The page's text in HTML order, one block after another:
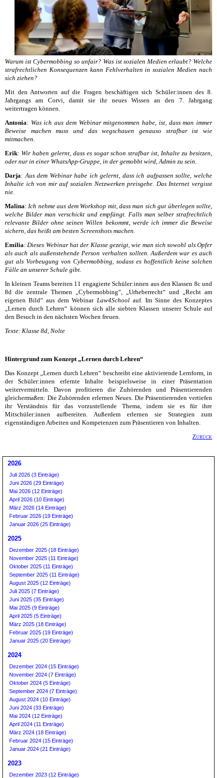
Warum ist Cybermobbing so unfair? Was ist sozialen Medien erlaubt? Welche
strafrechtlichen Konsequenzen kann Fehlverhalten in sozialen Medien nach
sich ziehen?
Mit den Antworten auf die Fragen beschäftigen sich Schüler:innen des 8.
Jahrgangs am Corvi, damit sie ihr neues Wissen an den 7. Jahrgang
weitertragen können.
Antonia: Was ich aus dem Webinar mitgenommen habe, ist, dass man immer
Beweise machen muss und das wegschauen genauso strafbar ist wie
mitmachen.
Erik: Wir haben gelernt, dass es sogar schon strafbar ist, Inhalte zu besitzen,
oder nur in einer WhatsApp-Gruppe, in der gemobbt wird, Admin zu sein.
Darja:Aus dem Webinar habe ich gelernt, dass ich aufpassen sollte, welche
Inhalte ich von mir auf sozialen Netzwerken preisgebe. Das Internet vergisst
nie.
Malina:Ich nehme aus dem Workshop mit, dass man sich gut überlegen sollte,
welche Bilder man verschickt und empfängt. Falls man selber strafrechtlich
relevante Bilder ohne seinen Willen bekommt, werde ich immer die Beweise
sichern, das heißt am besten Screenshots machen.
Emilia:Dieses Webinar hat der Klasse gezeigt, wie man sich sowohl als Opfer
als auch als außenstehende Person verhalten sollten. Außerdem war es auch
gut als Vorbeugung von Cybermobbing, sodass es hoffentlich keine solchen
Fälle an unserer Schule gibt.
In kleinen Teams bereiten 11 engagierte Schüler:innen aus den Klassen 8c und
8d die zentrale Themen „Cybermobbing“, „Urheberrecht“ und „Recht am
eigenen Bild“ aus dem Webinar Law4Schoolauf. Im Sinne des Konzeptes
„Lernen durch Lehren“ können sich alle siebten Klassen unserer Schule auf
den Besuch in den nächsten Wochen freuen.
Texte: Klasse 8d, Nolte
Hintergrund zum Konzept „Lernen durch Lehren“
Das Konzept „Lernen durch Lehren“ beschreibt eine aktivierende Lernform, in
der Schüler:innen erlernte Inhalte beispielsweise in einer Präsentation
weitervermitteln. Davon profitieren die Zuhörenden und Präsentierenden
gleichermaßen: Die Zuhörenden erlernen Neues. Die Präsentierenden vertiefen
ihr Verständnis für das vorzustellende Thema, indem sie es für ihre
Mitschüler:innen aufbereiten. Außerdem erlernen sie Strategien zum
eigenständigen Arbeiten und Kompetenzen zum Präsentieren von Inhalten.
Zurück
2026
Juli 2026 (3 Einträge)
Juni 2026 (29 Einträge)
Mai 2026 (12 Einträge)
April 2026 (10 Einträge)
März 2026 (14 Einträge)
Februar 2026 (19 Einträge)
Januar 2026 (25 Einträge)
2025
Dezember 2025 (18 Einträge)
November 2025 (11 Einträge)
Oktober 2025 (11 Einträge)
September 2025 (11 Einträge)
August 2025 (12 Einträge)
Juli 2025 (7 Einträge)
Juni 2025 (35 Einträge)
Mai 2025 (9 Einträge)
April 2025 (5 Einträge)
März 2025 (18 Einträge)
Februar 2025 (19 Einträge)
Januar 2025 (20 Einträge)
2024
Dezember 2024 (15 Einträge)
November 2024 (7 Einträge)
Oktober 2024 (5 Einträge)
September 2024 (7 Einträge)
August 2024 (10 Einträge)
Juni 2024 (33 Einträge)
Mai 2024 (12 Einträge)
April 2024 (11 Einträge)
März 2024 (18 Einträge)
Februar 2024 (15 Einträge)
Januar 2024 (21 Einträge)
2023
Dezember 2023 (12 Einträge)